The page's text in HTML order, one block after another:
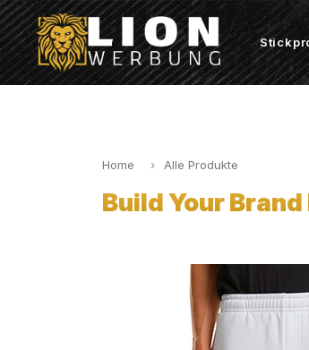
Home Alle Produkte
Build Your